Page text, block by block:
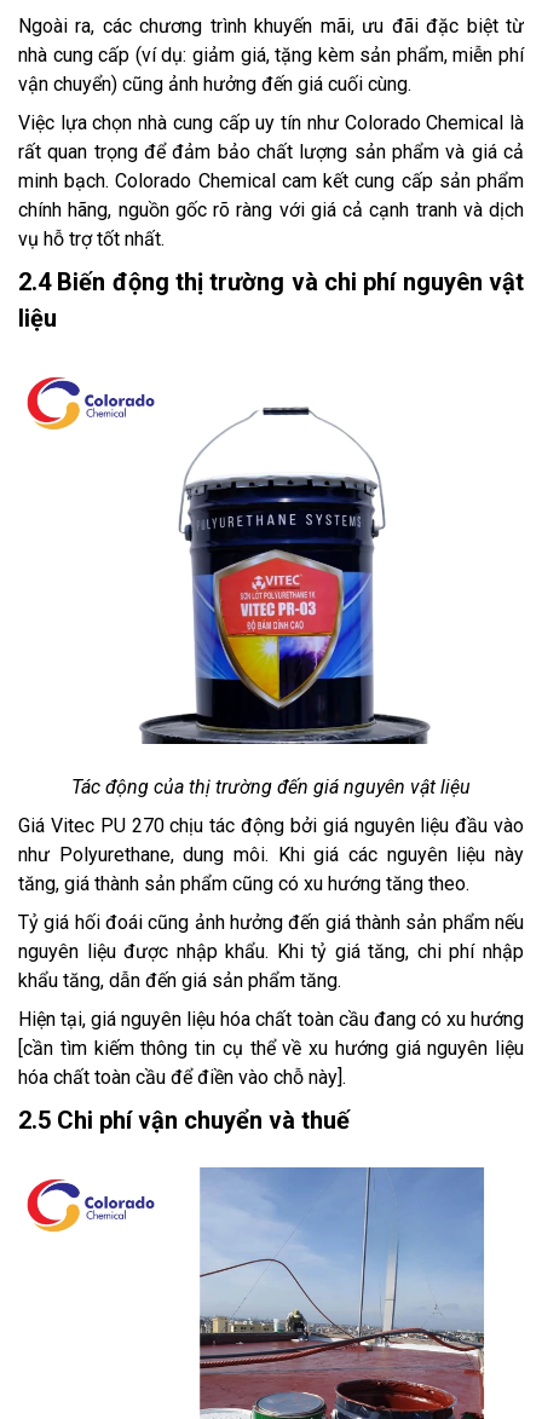
Ngoài ra, các chương trình khuyến mãi, ưu đãi đặc biệt từ
nhà cung cấp (ví dụ: giảm giá, tặng kèm sản phẩm, miễn phí
vận chuyển) cũng ảnh hưởng đến giá cuối cùng.
Việc lựa chọn nhà cung cấp uy tín như Colorado Chemical là
rất quan trọng để đảm bảo chất lượng sản phẩm và giá cả
minh bạch. Colorado Chemical cam kết cung cấp sản phẩm
chính hãng, nguồn gốc rõ ràng với giá cả cạnh tranh và dịch
vụ hỗ trợ tốt nhất.
2.4 Biến động thị trường và chi phí nguyên vật
liệu
Tác động của thị trường đến giá nguyên vật liệu
Giá Vitec PU 270 chịu tác động bởi giá nguyên liệu đầu vào
như Polyurethane, dung môi. Khi giá các nguyên liệu này
tăng, giá thành sản phẩm cũng có xu hướng tăng theo.
Tỷ giá hối đoái cũng ảnh hưởng đến giá thành sản phẩm nếu
nguyên liệu được nhập khẩu. Khi tỷ giá tăng, chi phí nhập
khẩu tăng, dẫn đến giá sản phẩm tăng.
Hiện tại, giá nguyên liệu hóa chất toàn cầu đang có xu hướng
[cần tìm kiếm thông tin cụ thể về xu hướng giá nguyên liệu
hóa chất toàn cầu để điền vào chỗ này].
2.5 Chi phí vận chuyển và thuế